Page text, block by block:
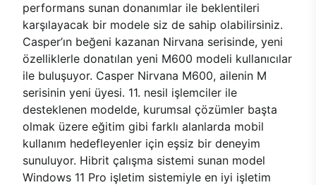
performans sunan donanımlar ile beklentileri
karşılayacak bir modele siz de sahip olabilirsiniz.
Casper’ın beğeni kazanan Nirvana serisinde, yeni
özelliklerle donatılan yeni M600 modeli kullanıcılar
ile buluşuyor. Casper Nirvana M600, ailenin M
serisinin yeni üyesi. 11. nesil işlemciler ile
desteklenen modelde, kurumsal çözümler başta
olmak üzere eğitim gibi farklı alanlarda mobil
kullanım hedefleyenler için eşsiz bir deneyim
sunuluyor. Hibrit çalışma sistemi sunan model
Windows 11 Pro işletim sistemiyle en iyi işletim